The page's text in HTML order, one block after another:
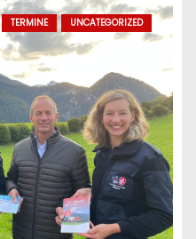
TERMINE UNCATEGORIZED